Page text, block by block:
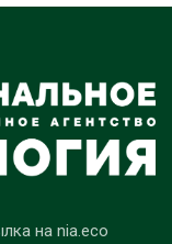
на nia.eco